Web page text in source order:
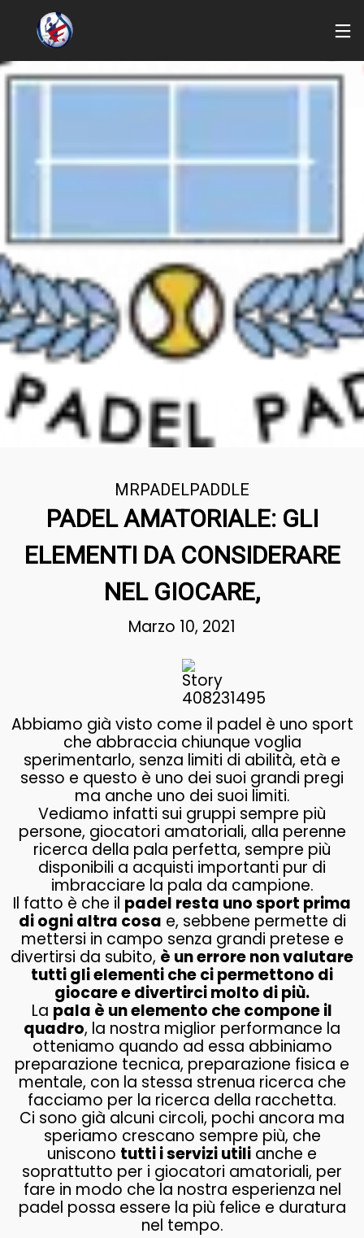
MRPADELPADDLE
PADEL AMATORIALE: GLI
ELEMENTI DA CONSIDERARE
NEL GIOCARE,
Marzo 10, 2021
Abbiamo già visto come il padel è uno sport
che abbraccia chiunque voglia
sperimentarlo, senza limiti di abilità, età e
sesso e questo è uno dei suoi grandi pregi
ma anche uno dei suoi limiti.
Vediamo infatti sui gruppi sempre più
persone, giocatori amatoriali, alla perenne
ricerca della pala perfetta, sempre più
disponibili a acquisti importanti pur di
imbracciare la pala da campione.
Il fatto è che il padel resta uno sport prima
di ogni altra cosa e, sebbene permette di
mettersi in campo senza grandi pretese e
divertirsi da subito, è un errore non valutare
tutti gli elementi che ci permettono di
giocare e divertirci molto di più.
La pala è un elemento che compone il
quadro, la nostra miglior performance la
otteniamo quando ad essa abbiniamo
preparazione tecnica, preparazione fisica e
mentale, con la stessa strenua ricerca che
facciamo per la ricerca della racchetta.
Ci sono già alcuni circoli, pochi ancora ma
speriamo crescano sempre più, che
uniscono tutti i servizi utili anche e
soprattutto per i giocatori amatoriali, per
fare in modo che la nostra esperienza nel
padel possa essere la più felice e duratura
nel tempo.